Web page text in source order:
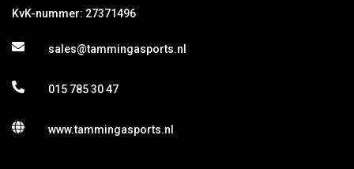
KvK-nummer: 27371496
sales@tammingasports.nl
015 785 30 47
www.tammingasports.nl